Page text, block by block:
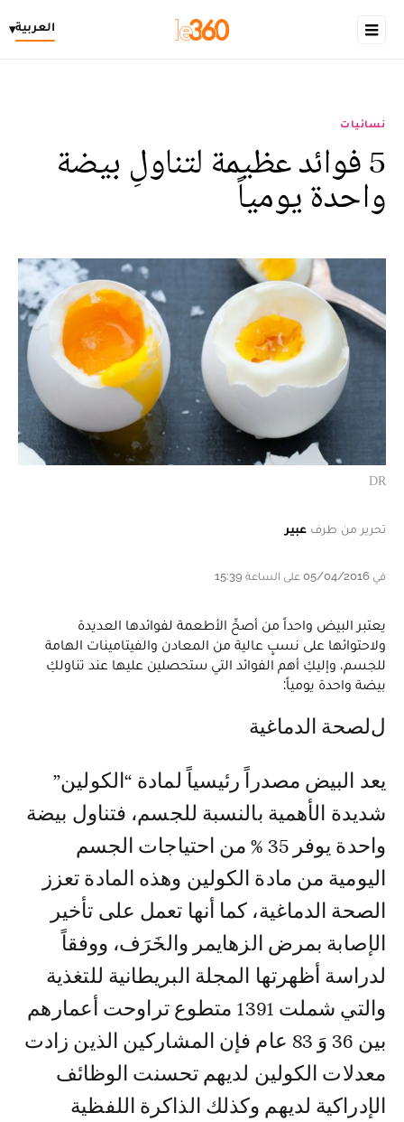
العربية▾
نسائيات
5 فوائد عظيمة لتناولِ بيضة
واحدة يومياً‎
DR
تحرير من طرف عبير
في 05/04/2016 على الساعة 15:39
يعتبر البيض واحداً من أصحِّ الأطعمة لفوائدها العديدة
ولاحتوائها على نسبٍ عالية من المعادن والفيتامينات الهامة
للجسم، وإليكِ أهم الفوائد التي ستحصلين عليها عند تناولكِ
بيضة واحدة يومياً:
للصحة الدماغية
يعد البيض مصدراً رئيسياً لمادة “الكولين”
شديدة الأهمية بالنسبة للجسم، فتناول بيضة
واحدة يوفر 35 % من احتياجات الجسم
اليومية من مادة الكولين وهذه المادة تعزز
الصحة الدماغية، كما أنها تعمل على تأخير
الإصابة بمرض الزهايمر والخَرَف، ووفقاً
لدراسة أظهرتها المجلة البريطانية للتغذية
والتي شملت 1391 متطوع تراوحت أعمارهم
بين 36 وَ 83 عام فإن المشاركين الذين زادت
معدلات الكولين لديهم تحسنت الوظائف
الإدراكية لديهم وكذلك الذاكرة اللفظية